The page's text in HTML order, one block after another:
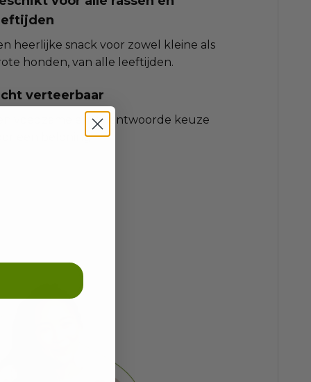
heerlijke snack voor zowel kleine als
honden, van alle leeftijden.
verteerbaar
voedzame en verantwoorde keuze
een beloning.